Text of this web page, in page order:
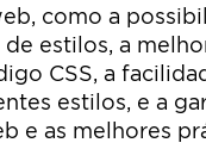
como a
estilos, a
CSS, a
estilos, e a
e as melhores